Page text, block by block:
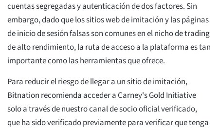
cuentas segregadas y autenticación de dos factores. Sin
embargo, dado que los sitios web de imitación y las páginas
de inicio de sesión falsas son comunes en el nicho de trading
de alto rendimiento, la ruta de acceso a la plataforma es tan
importante como las herramientas que ofrece.
Para reducir el riesgo de llegar a un sitio de imitación,
Bitnation recomienda acceder a Carney's Gold Initiative
solo a través de nuestro canal de socio oficial verificado,
que ha sido verificado previamente para verificar que tenga